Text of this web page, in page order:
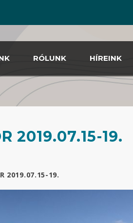
RÓLUNK HÍREINK
2019.07.15-19.
2019.07.15-19.